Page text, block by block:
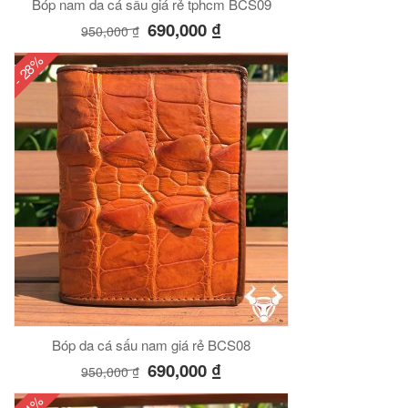
Bóp nam da cá sấu giá rẻ tphcm BCS09
950,000₫ 690,000 ₫
- 28%
Bóp da cá sấu nam giá rẻ BCS08
950,000₫ 690,000 ₫